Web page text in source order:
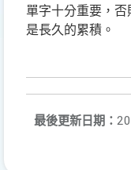
單字十分重要，
是長久的累積。
最後更新日期：